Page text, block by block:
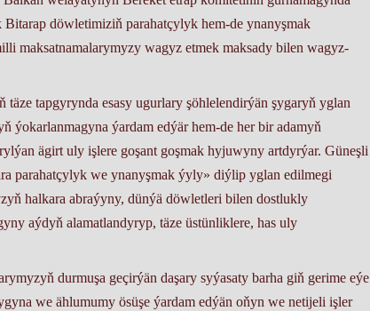
döwletimiziň parahatçylyk hem-de ynanyşmak
maksatnamalarymyzy wagyz etmek maksady bilen wagyz-
tapgyrynda esasy ugurlary şöhlelendirýän şygaryň yglan
ýardam edýär hem-de her bir adamyň
ägirt uly işlere goşant goşmak hyjuwyny artdyrýar. Güneşli
parahatçylyk we ynanyşmak ýyly» diýlip yglan edilmegi
halkara abraýyny, dünýä döwletleri bilen dostlukly
aýdyň alamatlandyryp, täze üstünliklere, has uly
durmuşa geçirýän daşary syýasaty barha giň gerime eýe
we ählumumy ösüşe ýardam edýän oňyn we netijeli işler